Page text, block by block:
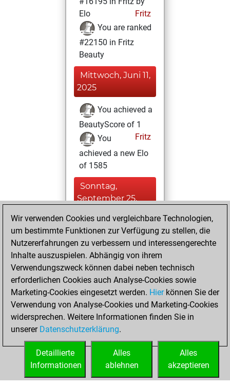
Elo
Fritz
You are ranked
#22150 in Fritz
Beauty
Mittwoch, Juni 11,
2025
You achieved a
BeautyScore of 1
Fritz
You
achieved a new Elo
of 1585
Sonntag,
September 25,
You played 17
blitz games
Play
You scored +9
=0 -8 in blitz
Sonntag,
November 21, 2021
You created
your Fritz account
Wir verwenden Cookies und vergleichbare Technologien,
um bestimmte Funktionen zur Verfügung zu stellen, die
Nutzererfahrungen zu verbessern und interessengerechte
Inhalte auszuspielen. Abhängig von ihrem
Verwendungszweck können dabei neben technisch
erforderlichen Cookies auch Analyse-Cookies sowie
Marketing-Cookies eingesetzt werden. Hierkönnen Sie der
Verwendung von Analyse-Cookies und Marketing-Cookies
widersprechen. Weitere Informationen finden Sie in
unserer Datenschutzerklärung.
Alles
akzeptieren
Alles
ablehnen
Detaillierte
Informationen